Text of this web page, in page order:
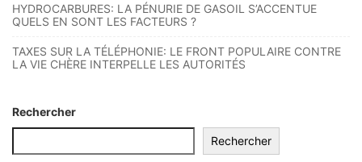
HYDROCARBURES: LA PÉNURIE DE GASOIL S’ACCENTUE
QUELS EN SONT LES FACTEURS ?
TAXES SUR LA TÉLÉPHONIE: LE FRONT POPULAIRE CONTRE
LA VIE CHÈRE INTERPELLE LES AUTORITÉS
Rechercher
Rechercher